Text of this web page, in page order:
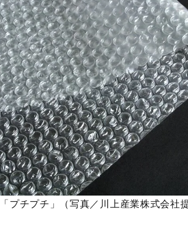
プチプチ」（写真／川上産業株式会社提